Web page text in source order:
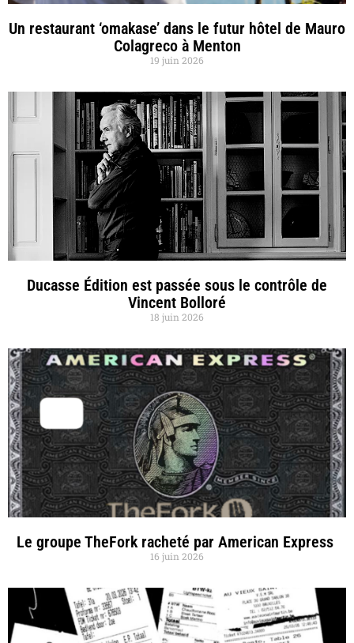
Un restaurant ‘omakase’ dans le futur hôtel de Mauro
Colagreco à Menton
19 juin 2026
Ducasse Édition est passée sous le contrôle de
Vincent Bolloré
18 juin 2026
Le groupe TheFork racheté par American Express
16 juin 2026